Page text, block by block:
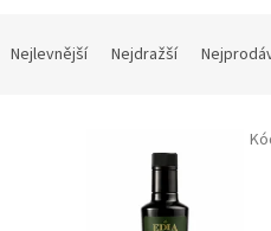
Nejlevnější Nejdražší